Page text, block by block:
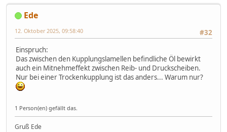
Ede
#32
12. Oktober 2025, 09:58:40
Einspruch:
Das zwischen den Kupplungslamellen befindliche Öl bewirkt
auch ein Mitnehmeffekt zwischen Reib- und Druckscheiben.
Nur bei einer Trockenkupplung ist das anders... Warum nur?
1 Person(en) gefällt das.
Gruß Ede